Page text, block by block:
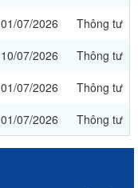
01/07/2026 Thông tư
10/07/2026 Thông tư
01/07/2026 Thông tư
01/07/2026 Thông tư